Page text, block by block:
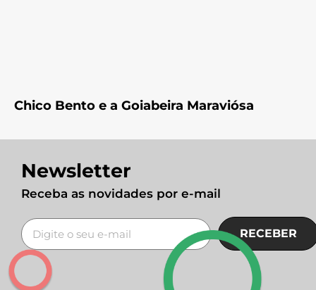
Chico Bento e a Goiabeira Maraviósa
Newsletter
Receba as novidades por e-mail
RECEBER